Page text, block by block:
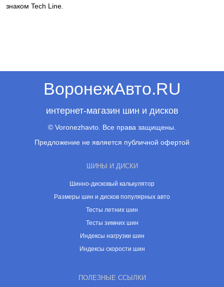
знаком Tech Line.
ВоронежАвто.RU
интернет-магазин шин и дисков
© Voronezhavto. Все права защищены.
Предложение не является публичной офертой
ШИНЫ И ДИСКИ
Шинно-дисковый калькулятор
Размеры шин и дисков популярных авто
Тесты летних шин
Тесты зимних шин
Индексы нагрузки шин
Индексы скорости шин
ПОЛЕЗНЫЕ ССЫЛКИ